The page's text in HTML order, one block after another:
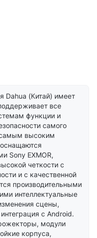
Dahua (Китай) имеет
все
функции и
самого
высоким
Sony EXMOR,
четкости с
и с качественной
производительными
интеллектуальные
сцены,
с Android.
модули
корпуса,